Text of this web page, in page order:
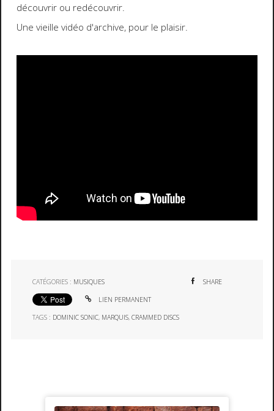
découvrir ou redécouvrir.
Une vieille vidéo d'archive, pour le plaisir.
CATÉGORIES : MUSIQUES SHARE
LIEN PERMANENT
TAGS : DOMINIC SONIC, MARQUIS,CRAMMED DISCS